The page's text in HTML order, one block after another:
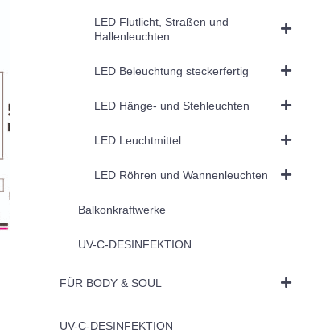
LED Flutlicht, Straßen und
Hallenleuchten
LED Beleuchtung steckerfertig
LED Hänge- und Stehleuchten
LED Leuchtmittel
LED Röhren und Wannenleuchten
Balkonkraftwerke
UV-C-DESINFEKTION
FÜR BODY & SOUL
UV-C-DESINFEKTION